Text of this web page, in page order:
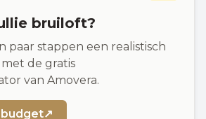
bruiloft?
paar stappen een realistisch
de gratis
van Amovera.
↗